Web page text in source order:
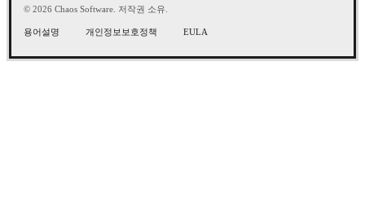
© 2026 Chaos Software. 저작권 소유.
용어설명 개인정보보호정책 EULA